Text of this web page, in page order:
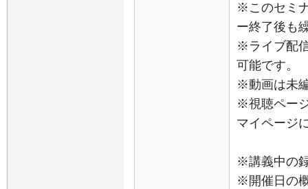
※このセミ
ー終了後も
※ライブ配
可能です。
※動画は未
※視聴ペー
マイページ
※講義中の
※開催日の